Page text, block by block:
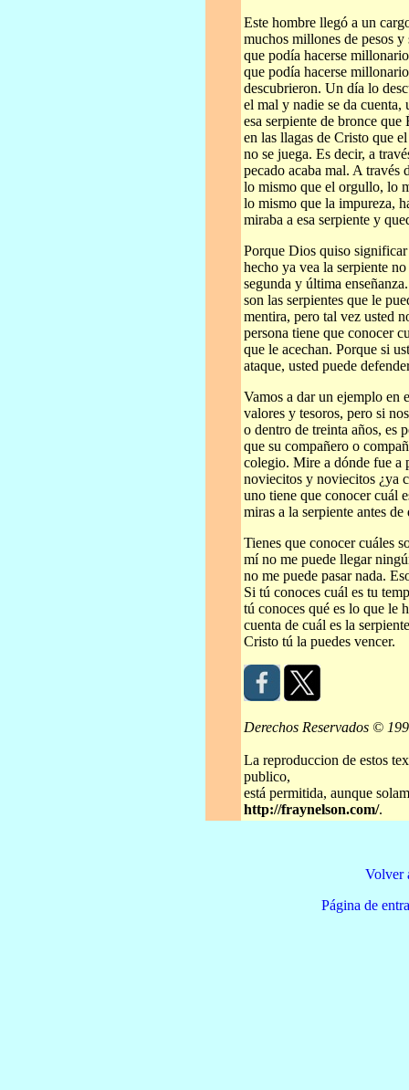
Este hombre llegó a un
muchos millones de pesos
que podía hacerse
que podía hacerse
descubrieron. Un día lo
el mal y nadie se da
esa serpiente de bronce
en las llagas de Cristo que
no se juega. Es decir, a
pecado acaba mal. A través
lo mismo que el orgullo, lo
lo mismo que la impureza,
miraba a esa serpiente y
Porque Dios quiso significar
hecho ya vea la serpiente
segunda y última
son las serpientes que le
mentira, pero tal vez usted
persona tiene que conocer
que le acechan. Porque si
ataque, usted puede
Vamos a dar un ejemplo en
valores y tesoros, pero si
o dentro de treinta años, es
que su compañero o
colegio. Mire a dónde fue a
noviecitos y noviecitos ¿ya
uno tiene que conocer cuál
miras a la serpiente antes
Tienes que conocer cuáles
mí no me puede llegar
no me puede pasar nada.
Si tú conoces cuál es tu
tú conoces qué es lo que le
cuenta de cuál es la
Cristo tú la puedes vencer.
Derechos Reservados ©
La reproduccion de estos
publico,
está permitida, aunque
http://fraynelson.com/.
Volver
Página de